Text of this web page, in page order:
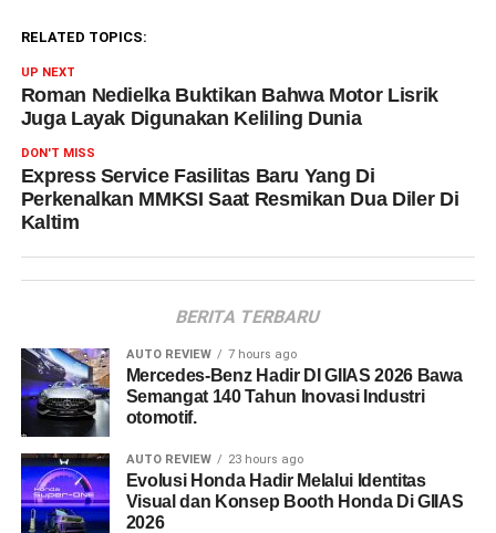
RELATED TOPICS:
UP NEXT
Roman Nedielka Buktikan Bahwa Motor Lisrik
Juga Layak Digunakan Keliling Dunia
DON'T MISS
Express Service Fasilitas Baru Yang Di
Perkenalkan MMKSI Saat Resmikan Dua Diler Di
Kaltim
BERITA TERBARU
AUTO REVIEW 7 hours ago
Mercedes-Benz Hadir DI GIIAS 2026 Bawa
Semangat 140 Tahun Inovasi Industri
otomotif.
AUTO REVIEW 23 hours ago
Evolusi Honda Hadir Melalui Identitas
Visual dan Konsep Booth Honda Di GIIAS
2026